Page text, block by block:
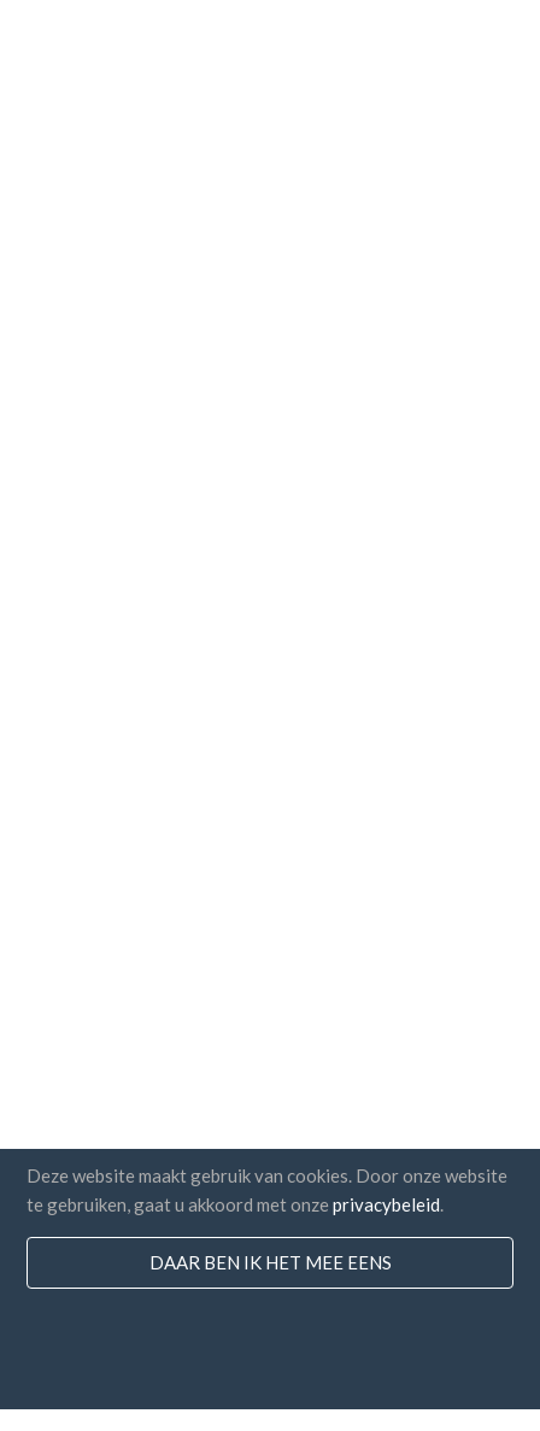
Deze website maakt gebruik van cookies. Door onze website
te gebruiken, gaat u akkoord met onzeprivacybeleid
DAAR BEN IK HET MEE EENS